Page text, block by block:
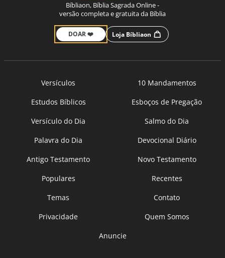
Bíbliaon, Bíblia Sagrada Online -
versão completa e gratuita da Bíblia
DOAR ❤️ Loja Bíbliaon
Versículos
10 Mandamentos
Estudos Bíblicos
Esboços de Pregação
Versículo do Dia
Salmo do Dia
Palavra do Dia
Devocional Diário
Antigo Testamento
Novo Testamento
Populares
Recentes
Temas
Contato
Privacidade
Quem Somos
Anuncie